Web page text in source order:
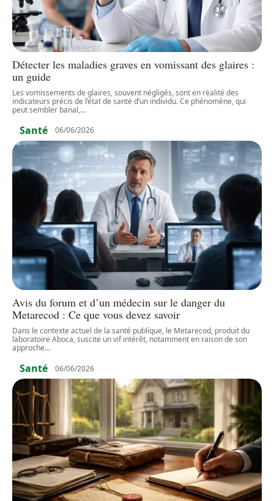
Détecter les maladies graves en vomissant des glaires :
un guide
Les vomissements de glaires, souvent négligés, sont en réalité des
indicateurs précis de l’état de santé d’un individu. Ce phénomène, qui
peut sembler banal,…
Santé 06/06/2026
Avis du forum et d’un médecin sur le danger du
Metarecod : Ce que vous devez savoir
Dans le contexte actuel de la santé publique, le Metarecod, produit du
laboratoire Aboca, suscite un vif intérêt, notamment en raison de son
approche…
Santé 06/06/2026